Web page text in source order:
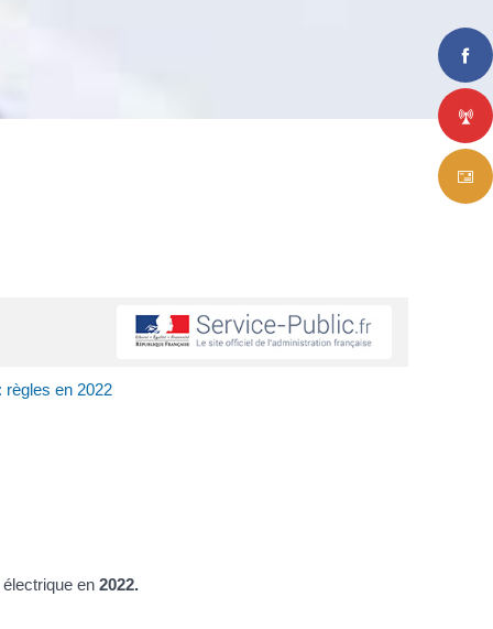
règles en 2022
en 2022.